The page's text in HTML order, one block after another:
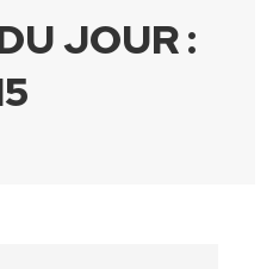
JOUR :